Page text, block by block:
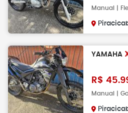
Manual |
YAMAHA
R$
Manual |